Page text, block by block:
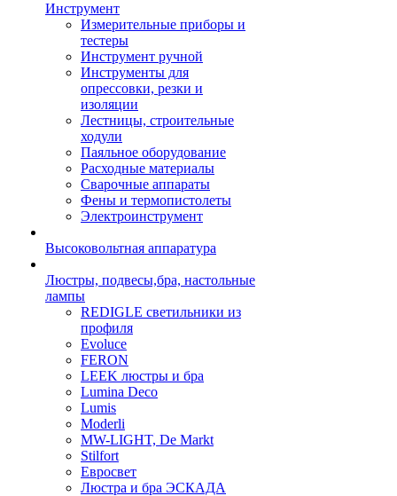
Инструмент
Измерительные приборы и
тестеры
Инструмент ручной
Инструменты для
опрессовки, резки и
изоляции
Лестницы, строительные
ходули
Паяльное оборудование
Расходные материалы
Сварочные аппараты
Фены и термопистолеты
Электроинструмент
Высоковольтная аппаратура
Люстры, подвесы,бра, настольные
лампы
REDIGLE светильники из
профиля
Evoluce
FERON
LEEK люстры и бра
Lumina Deco
Lumis
Moderli
MW-LIGHT, De Markt
Stilfort
Евросвет
Люстра и бра ЭСКАДА